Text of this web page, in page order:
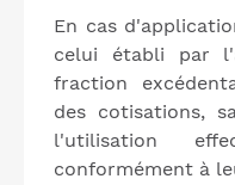
En cas
celui établi par
fraction
des cotisations,
l'utilisation
conformément à